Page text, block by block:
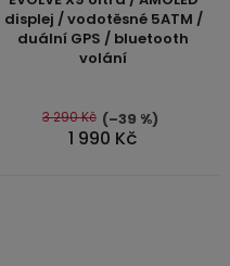
displej / vodotěsné 5ATM /
duální GPS / bluetooth
volání
1 990 Kč
3 290 Kč (–39 %)